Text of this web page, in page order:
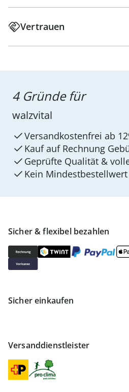
Vertrauen
Sicher & flexibel bezahlen
Sicher einkaufen
Versanddienstleister
4 Gründe für
walzvital
Versandkostenfrei ab
Kauf auf Rechnung
Geprüfte Qualität &
Kein Mindest­bestellwert